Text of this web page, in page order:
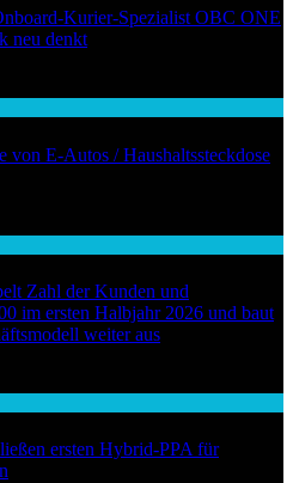
Kurier-Spezialist OBC ONE
neu denkt
E-Autos / Haushaltssteckdose
Zahl der Kunden und
im ersten Halbjahr 2026 und baut
weiter aus
ersten Hybrid-PPA für